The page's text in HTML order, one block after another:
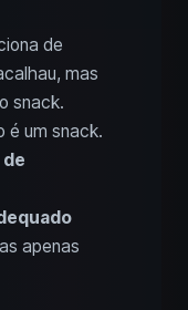
de
mas
snack.
é um snack.
apenas